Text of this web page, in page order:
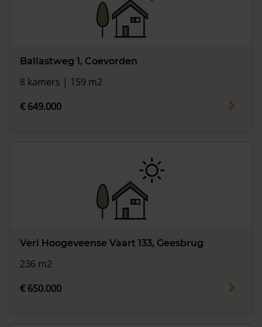
Ballastweg 1, Coevorden
8 kamers | 159 m2
€ 649.000
Verl Hoogeveense Vaart 133, Geesbrug
236 m2
€ 650.000